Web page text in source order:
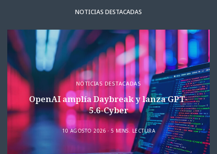
NOTICIAS DESTACADAS
NOTICIAS DESTACADAS
OpenAI amplía Daybreak y lanza GPT-
5.6-Cyber
10 AGOSTO 2026 5 MINS. LECTURA